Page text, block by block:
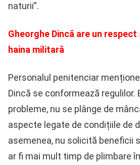
naturii”.
Gheorghe Dincă are un
haina militară
Personalul penitenciar
Dincă se conformează regulilor.
probleme, nu se plânge de
aspecte legate de condițiile de
asemenea, nu solicită beneficii
ar fi mai mult timp de plimbare